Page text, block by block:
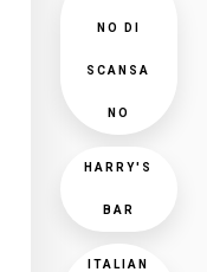
NO DI
SCANSA
NO
HARRY'S
BAR
ITALIAN